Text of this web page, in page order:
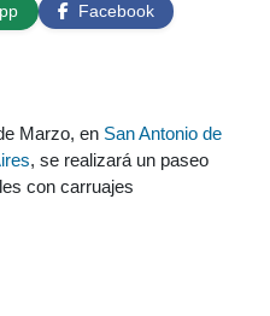
Facebook
Marzo, en San Antonio de
, se realizará un paseo
con carruajes